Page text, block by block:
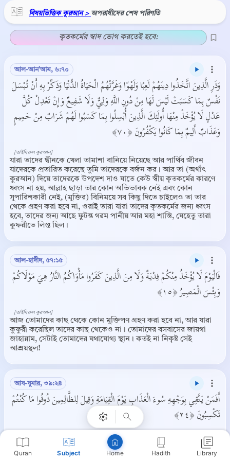
Quran Subject Home Hadith Library
বিষয়ভিত্তিক কুরআন > অপরাধীদের শেষ পরিণতি
কৃতকর্মের স্বাদ ভোগ করতেই হবে:
আল-আন'আম, ৬:৭০
وَذَرِ الَّذِينَ اتَّخَذُوا دِينَهُمْ لَعِبًا وَلَهْوًا وَغَرَّتْهُمُ الْحَيَاةُ الدُّنْيَا وَذَكِّرْ بِهِ أَنْ تُبْسَلَ
نَفْسٌ بِمَا كَسَبَتْ لَيْسَ لَهَا مِنْ دُونِ اللَّهِ وَلِيٌّ وَلَا شَفِيعٌ وَإِنْ تَعْدِلْ كُلَّ
عَدْلٍ لَا يُؤْخَذْ مِنْهَا أُولَئِكَ الَّذِينَ أُبْسِلُوا بِمَا كَسَبُوا لَهُمْ شَرَابٌ مِنْ حَمِيمٍ
وَعَذَابٌ أَلِيمٌ بِمَا كَانُوا يَكْفُرُونَ ﴿٧٠﴾
যারা তাদের দ্বীনকে খেলা তামাশা বানিয়ে নিয়েছে আর পার্থিব জীবন
যাদেরকে প্রতারিত করেছে তুমি তাদেরকে বর্জন কর। আর তা (অর্থাৎ
কুরআন) দিয়ে তাদেরকে উপদেশ দাও যাতে কেউ স্বীয় কৃতকর্মের কারণে
ধ্বংস না হয়, আল্লাহ ছাড়া তার কোন অভিভাবক নেই এবং কোন
সুপারিশকারী নেই, (মুক্তির) বিনিময়ে সব কিছু দিতে চাইলেও তা তার
থেকে গ্রহণ করা হবে না, ওরাই তারা যারা তাদের কৃতকর্মের জন্য ধ্বংস
হবে, তাদের জন্য আছে ফুটন্ত গরম পানীয় আর মহা শাস্তি, যেহেতু তারা
কুফরীতে লিপ্ত ছিল।
[তাইসিরুল কুরআন]
আল-হাদীদ, ৫৭:১৫
فَالْيَوْمَ لَا يُؤْخَذُ مِنْكُمْ فِدْيَةٌ وَلَا مِنَ الَّذِينَ كَفَرُوا مَأْوَاكُمُ النَّارُ هِيَ مَوْلَاكُمْ
وَبِئْسَ الْمَصِيرُ ﴿١٥﴾
আজ তোমাদের কাছ থেকে কোন মুক্তিপণ গ্রহণ করা হবে না, আর যারা
কুফুরী করেছিল তাদের কাছ থেকেও না। তোমাদের বসবাসের জায়গা
জাহান্নাম, সেটাই তোমাদের যথাযোগ্য স্থান। কতই না নিকৃষ্ট সেই
আশ্রয়স্থল!
[তাইসিরুল কুরআন]
আয-যুমার, ৩৯:২৪
أَفَمَنْ يَتَّقِي بِوَجْهِهِ سُوءَ الْعَذَابِ يَوْمَ الْقِيَامَةِ وَقِيلَ لِلظَّالِمِينَ ذُوقُوا مَا كُنْتُمْ
تَكْسِبُونَ ﴿٢٤﴾
ক্বিয়ামতের দিন যে ব্যক্তি তার (হাত পা বাঁধা থাকার কারণে) মুখমন্ডলের
সাহায্যে ভয়ানক ‘আযাবের আঘাত ঠেকাতে চাইবে (সে কি তার মত যে
Copy